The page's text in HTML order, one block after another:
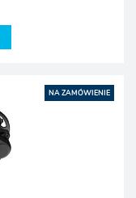
NA ZAMÓWIENIE